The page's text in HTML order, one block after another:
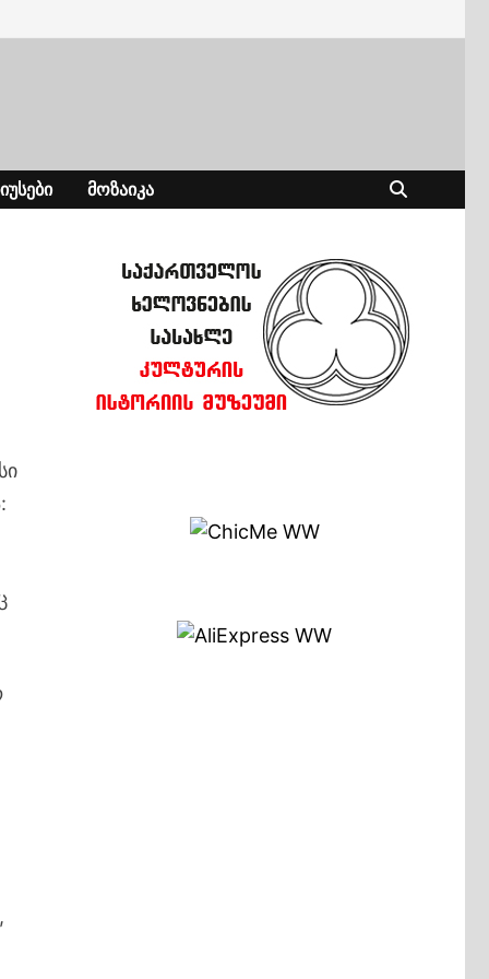
ᲛᲝᲖᲐᲘᲙᲐ